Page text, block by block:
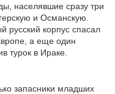
населявшие сразу три
и Османскую.
русский корпус спасал
а еще один
турок в Ираке.
запасники младших